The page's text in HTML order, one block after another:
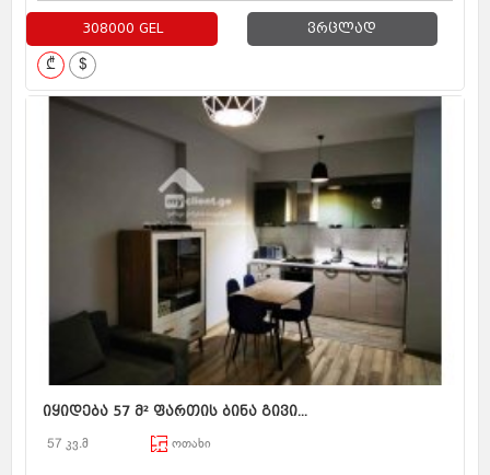
308000 GEL ვრცლად
₾ $
იყიდება 57 მ² ფართის ბინა გივი...
57 კვ.მ ოთახი